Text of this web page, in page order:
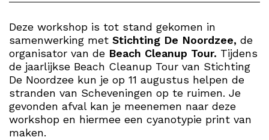
Deze workshop is tot stand gekomen in
samenwerking met Stichting De Noordzee, de
organisator van de Beach Cleanup Tour. Tijdens
de jaarlijkse Beach Cleanup Tour van Stichting
De Noordzee kun je op 11 augustus helpen de
stranden van Scheveningen op te ruimen. Je
gevonden afval kan je meenemen naar deze
workshop en hiermee een cyanotypie print van
maken.